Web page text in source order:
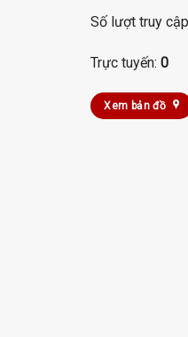
Số lượt truy
Trực tuyến: 0
Xem bản đồ